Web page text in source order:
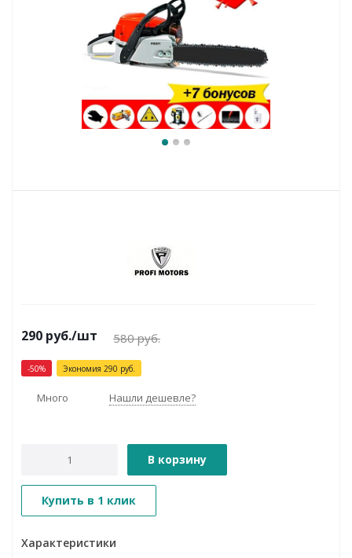
290 руб./шт 580руб.
-50% Экономия 290 руб.
Много Нашли дешевле?
В корзину
Купить в 1 клик
Характеристики